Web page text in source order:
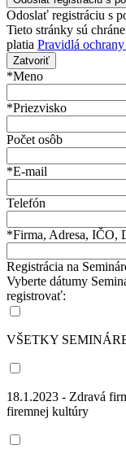
Odoslať registráciu s
Tieto stránky sú
platia Pravidlá
Zatvoriť
*Meno
*Priezvisko
Počet osôb
*E-mail
Telefón
*Firma, Adresa, IČO,
Registrácia na
Vyberte dátumy
registrovať:
VŠETKY
18.1.2023 - Zdravá
firemnej kultúry